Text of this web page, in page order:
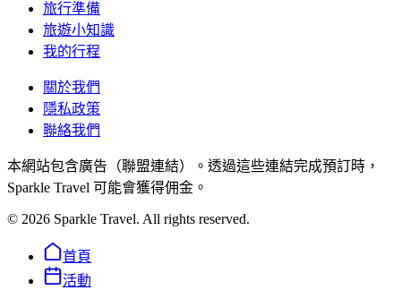
旅行準備
旅遊小知識
我的行程
關於我們
隱私政策
聯絡我們
本網站包含廣告（聯盟連結）。透過這些連結完成預訂時，
Sparkle Travel 可能會獲得佣金。
© 2026 Sparkle Travel. All rights reserved.
首頁
活動